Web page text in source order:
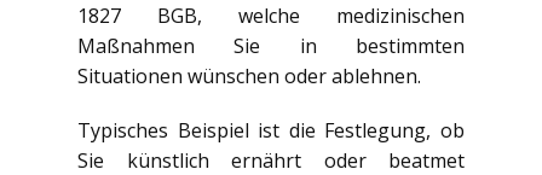
1827 BGB, welche medizinischen
Maßnahmen Sie in bestimmten
Situationen wünschen oder ablehnen.
Typisches Beispiel ist die Festlegung, ob
Sie künstlich ernährt oder beatmet